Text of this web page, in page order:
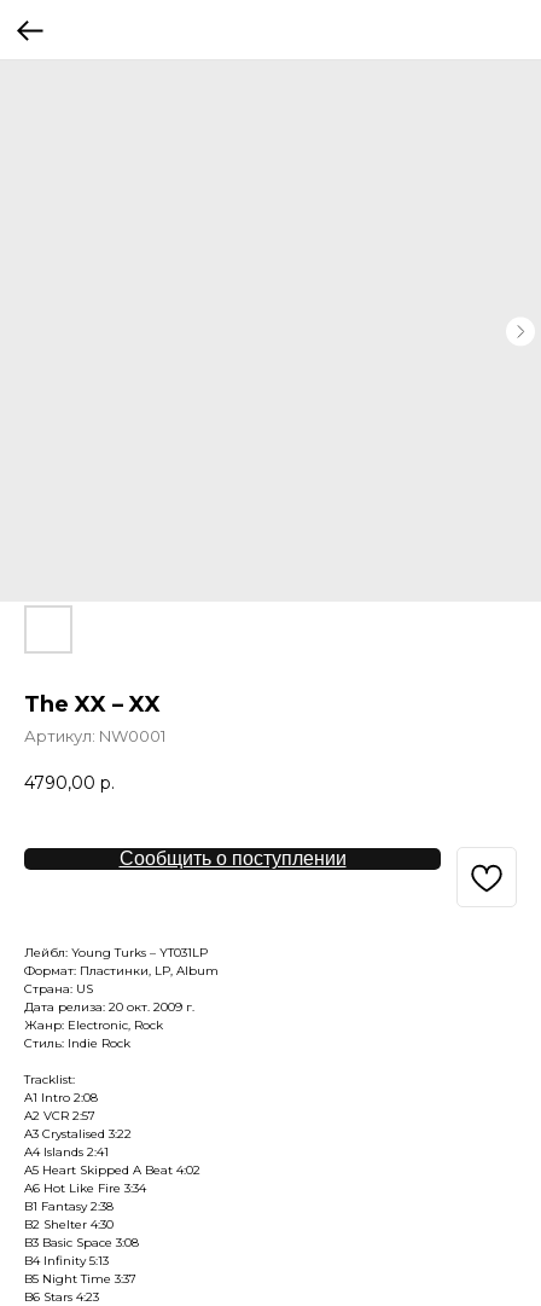
The XX – XX
Артикул: NW0001
4790,00 р.
Сообщить о поступлении
Лейбл: Young Turks – YT031LP
Формат: Пластинки, LP, Album
Страна: US
Дата релиза: 20 окт. 2009 г.
Жанр: Electronic, Rock
Стиль: Indie Rock
Tracklist:
A1 Intro 2:08
A2 VCR 2:57
A3 Crystalised 3:22
A4 Islands 2:41
A5 Heart Skipped A Beat 4:02
A6 Hot Like Fire 3:34
B1 Fantasy 2:38
B2 Shelter 4:30
B3 Basic Space 3:08
B4 Infinity 5:13
B5 Night Time 3:37
B6 Stars 4:23